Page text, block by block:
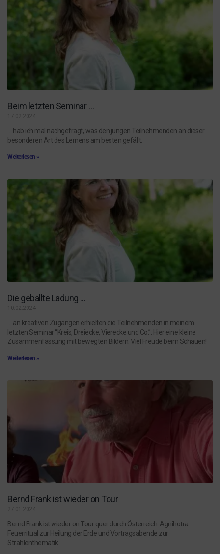
Beim letzten Seminar …
17.02.2024
… hab ich mal nachgefragt, was den jungen Teilnehmenden an dieser
besonderen Art des Lernens am besten gefällt.
Weiterlesen »
Die geballte Ladung …
10.02.2024
… an kreativen Zugängen erhielten die Teilnehmenden in meinem
letzten Seminar “Kreis, Dreiecke, Vierecke und Co.”. Hier eine kleine
Zusammenfassung mit bewegten Bildern. Viel Freude beim Schauen!
Weiterlesen »
Bernd Frank ist wieder on Tour
27.01.2024
Bernd Frank ist wieder on Tour quer durch Österreich. Agnihotra
Feuerritual zur Heilung der Erde und Vortragsabende zur
Strahlenthematik.